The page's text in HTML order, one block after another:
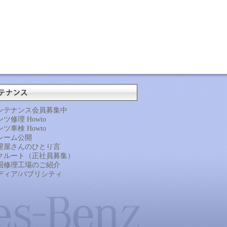
テナンス会員募集中
ツ修理 Howto
ツ車検 Howto
ーム公開
屋さんのひとり言
ルート（正社員募集）
修理工場のご紹介
ィア/パブリシティ